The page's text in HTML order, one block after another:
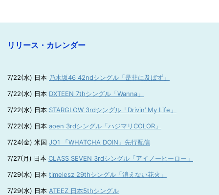
リリース・カレンダー
7/22(水) 日本 乃木坂46 42ndシングル「是非に及ばず」
7/22(水) 日本 DXTEEN 7thシングル「Wanna」
7/22(水) 日本 STARGLOW 3rdシングル「Drivin’ My Life」
7/22(水) 日本 aoen 3rdシングル「ハジマリCOLOR」
7/24(金) 米国 JO1 「WHATCHA DOIN」先行配信
7/27(月) 日本 CLASS SEVEN 3rdシングル「アイノーヒーロー」
7/29(水) 日本 timelesz 29thシングル「消えない花火」
7/29(水) 日本 ATEEZ 日本5thシングル